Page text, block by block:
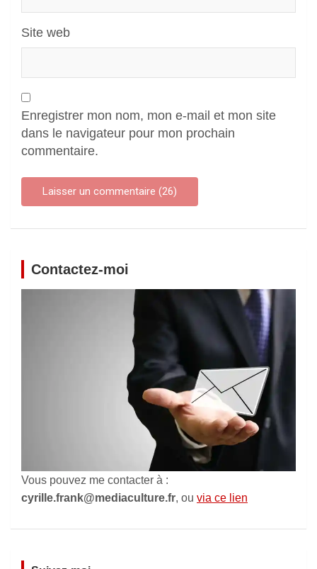
Site web
Enregistrer mon nom, mon e-mail et mon site
dans le navigateur pour mon prochain
commentaire.
Contactez-moi
Vous pouvez me contacter à :
cyrille.frank@mediaculture.fr, ou via ce lien